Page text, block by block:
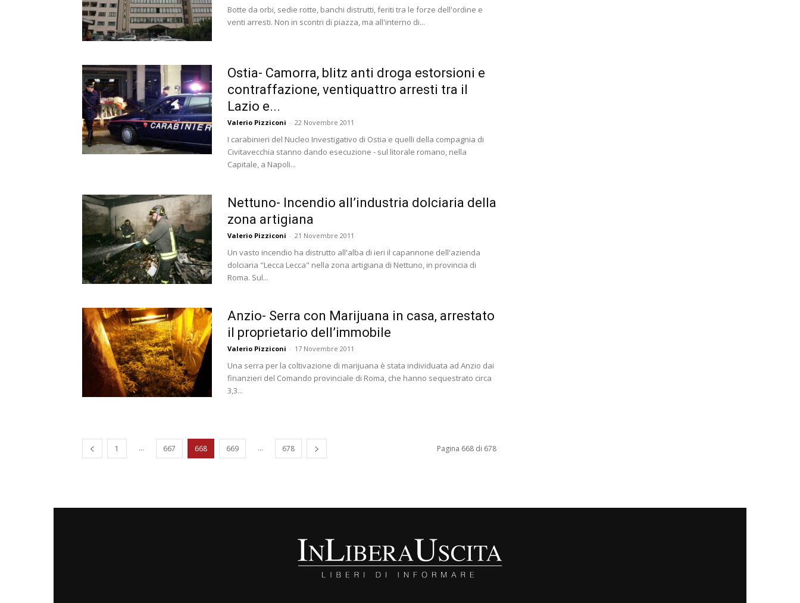
Botte da orbi, sedie rotte, banchi distrutti, feriti tra le forze dell'ordine e
venti arresti. Non in scontri di piazza, ma all'interno di...
Ostia- Camorra, blitz anti droga estorsioni e
contraffazione, ventiquattro arresti tra il
Lazio e...
Valerio Pizziconi - 22 Novembre 2011
I carabinieri del Nucleo Investigativo di Ostia e quelli della compagnia di
Civitavecchia stanno dando esecuzione - sul litorale romano, nella
Capitale, a Napoli...
Nettuno- Incendio all’industria dolciaria della
zona artigiana
Valerio Pizziconi - 21 Novembre 2011
Un vasto incendio ha distrutto all'alba di ieri il capannone dell'azienda
dolciaria "Lecca Lecca" nella zona artigiana di Nettuno, in provincia di
Roma. Sul...
Anzio- Serra con Marijuana in casa, arrestato
il proprietario dell’immobile
Valerio Pizziconi - 17 Novembre 2011
Una serra per la coltivazione di marijuana è stata individuata ad Anzio dai
finanzieri del Comando provinciale di Roma, che hanno sequestrato circa
3,3...
1 ... 667 668 669 ... 678 Pagina 668 di 678